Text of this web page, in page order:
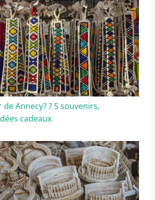
Annecy? ? 5 souvenirs,
cadeaux